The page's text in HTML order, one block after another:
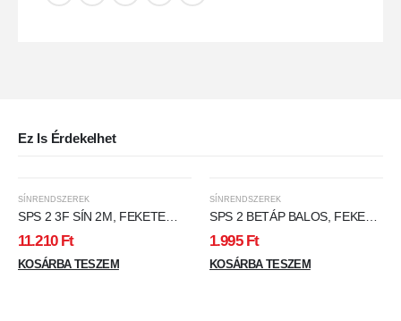
Ez Is Érdekelhet
SÍNRENDSZEREK
SPS 2 3F SÍN 2M, FEKETE
SPECTRUM
11.210 Ft
KOSÁRBA TESZEM
SÍNRENDSZEREK
SPS 2 BETÁP BALOS, FEKETE
SPECTRUM
1.995 Ft
KOSÁRBA TESZEM